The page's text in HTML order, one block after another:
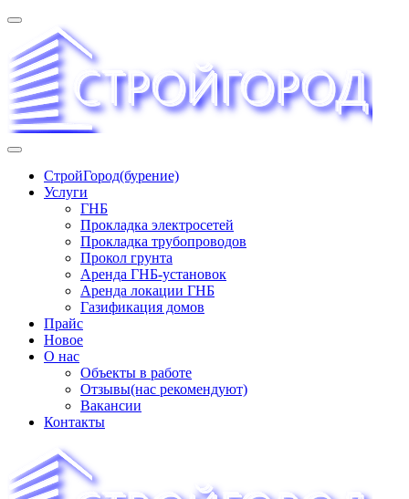
Перейти
содержимому
трудопроводов ∿ Газификация жилого сектора ✆
+74951573444
СтройГород(бурение)
Услуги
ГНБ
Прокладка электросетей
Прокладка трубопроводов
Прокол грунта
Аренда ГНБ-установок
Аренда локации ГНБ
Газификация домов
Прайс
Новое
О нас
Объекты в работе
Отзывы(нас рекомендуют)
Вакансии
Контакты